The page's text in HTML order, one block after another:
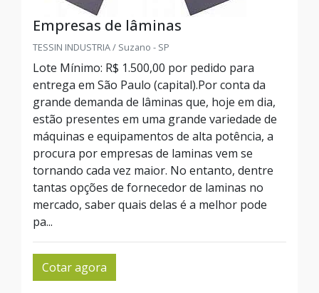
Empresas de lâminas
TESSIN INDUSTRIA / Suzano - SP
Lote Mínimo: R$ 1.500,00 por pedido para
entrega em São Paulo (capital).Por conta da
grande demanda de lâminas que, hoje em dia,
estão presentes em uma grande variedade de
máquinas e equipamentos de alta potência, a
procura por empresas de laminas vem se
tornando cada vez maior. No entanto, dentre
tantas opções de fornecedor de laminas no
mercado, saber quais delas é a melhor pode
pa...
Cotar agora